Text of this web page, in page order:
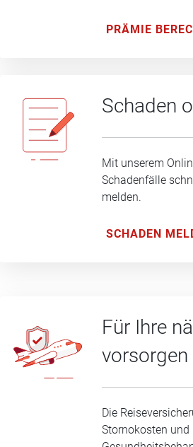
PRÄMIE
Schaden
Mit unserem
Schadenfälle
melden.
SCHADEN
Für Ihre
vorsorgen
Die
Stornokosten und